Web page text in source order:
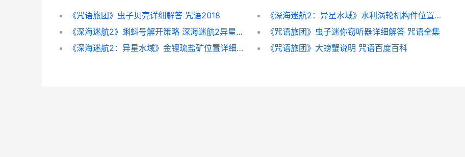
《咒语旅团》虫子贝壳详细解答 咒语2018
《深海迷航2：异星水域》水利涡轮机构件位置详细解答 深海迷航2下载入口
《深海迷航2》蝌蚪号解开策略 深海迷航2异星水域
《咒语旅团》虫子迷你窃听器详细解答 咒语全集
《深海迷航2：异星水域》金锂琉盐矿位置详细解答 深海迷航2什么时候出
《咒语旅团》大螃蟹说明 咒语百度百科